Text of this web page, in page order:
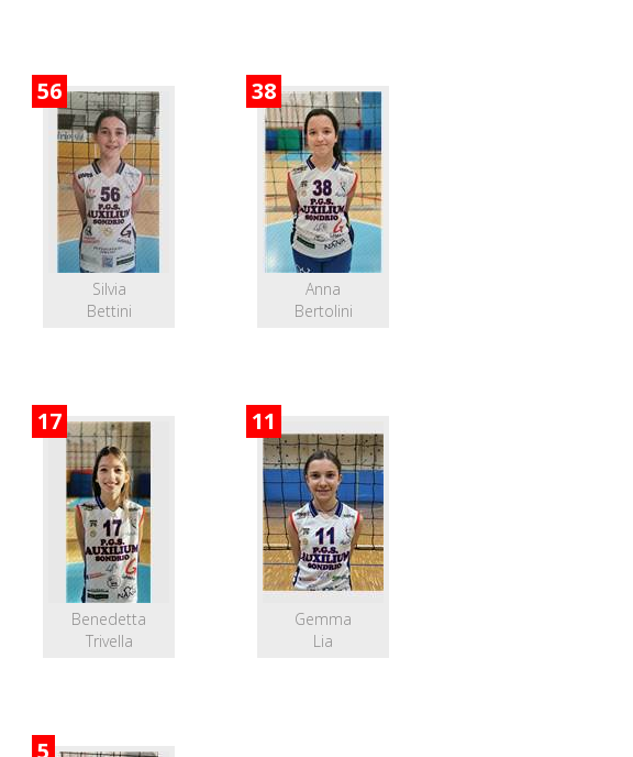
56
Silvia
Bettini
38
Anna
Bertolini
17
Benedetta
Trivella
11
Gemma
Lia
5